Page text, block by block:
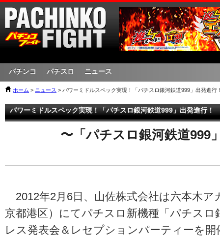
パチンコ パチスロ ニュース
ホーム > ニュース > パワーミドルスペック実現！「パチスロ銀河鉄道999」出発進行
パワーミドルスペック実現！「パチスロ銀河鉄道999」出発進行！
〜「パチスロ銀河鉄道999
2012年2月6日、山佐株式会社は六本木ア
京都港区）にてパチスロ新機種「パチスロ
レス発表会＆レセプションパーティーを開